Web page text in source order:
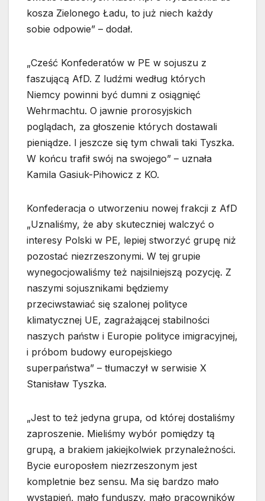
kosza Zielonego Ładu, to już niech każdy
sobie odpowie” – dodał.
„Cześć Konfederatów w PE w sojuszu z
faszującą AfD. Z ludźmi według których
Niemcy powinni być dumni z osiągnięć
Wehrmachtu. O jawnie prorosyjskich
poglądach, za głoszenie których dostawali
pieniądze. I jeszcze się tym chwali taki Tyszka.
W końcu trafił swój na swojego” – uznała
Kamila Gasiuk-Pihowicz z KO.
Konfederacja o utworzeniu nowej frakcji z AfD
„Uznaliśmy, że aby skuteczniej walczyć o
interesy Polski w PE, lepiej stworzyć grupę niż
pozostać niezrzeszonymi. W tej grupie
wynegocjowaliśmy też najsilniejszą pozycję. Z
naszymi sojusznikami będziemy
przeciwstawiać się szalonej polityce
klimatycznej UE, zagrażającej stabilności
naszych państw i Europie polityce imigracyjnej,
i próbom budowy europejskiego
superpaństwa” – tłumaczył w serwisie X
Stanisław Tyszka.
„Jest to też jedyna grupa, od której dostaliśmy
zaproszenie. Mieliśmy wybór pomiędzy tą
grupą, a brakiem jakiejkolwiek przynależności.
Bycie europosłem niezrzeszonym jest
kompletnie bez sensu. Ma się bardzo mało
wystąpień, mało funduszy, mało pracowników